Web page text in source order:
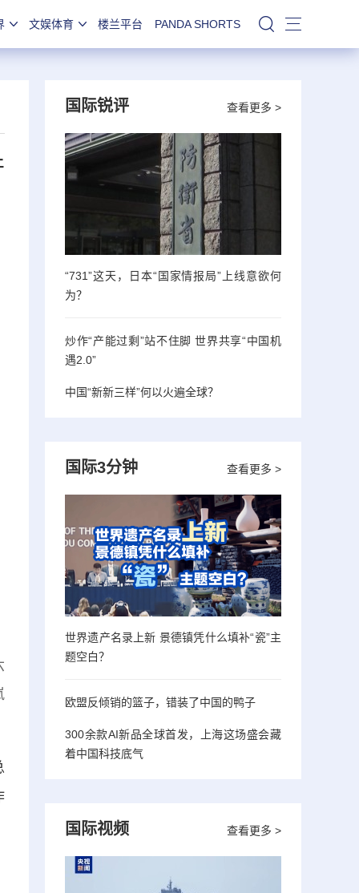
文娱体育 楼兰平台 PANDA SHORTS 站内搜索
查看更多 >
国际锐评
“731”这天，日本“国家情报局”上线意欲何
为？
炒作“产能过剩”站不住脚 世界共享“中国机
遇2.0”
中国“新新三样”何以火遍全球？
查看更多 >
国际3分钟
世界遗产名录上新 景德镇凭什么填补“瓷”主
题空白？
欧盟反倾销的篮子，错装了中国的鸭子
300余款AI新品全球首发，上海这场盛会藏
着中国科技底气
查看更多 >
国际视频